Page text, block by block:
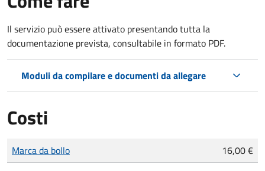
Il servizio può essere attivato presentando tutta la
documentazione prevista, consultabile in formato PDF.
Moduli da compilare e documenti da allegare
Costi
Tipo di pagamento
Importo
Marca da bollo 16,00 €